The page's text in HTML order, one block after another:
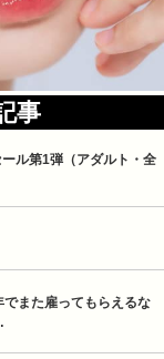
事
ル第1弾（アダルト・全
また雇ってもらえるな